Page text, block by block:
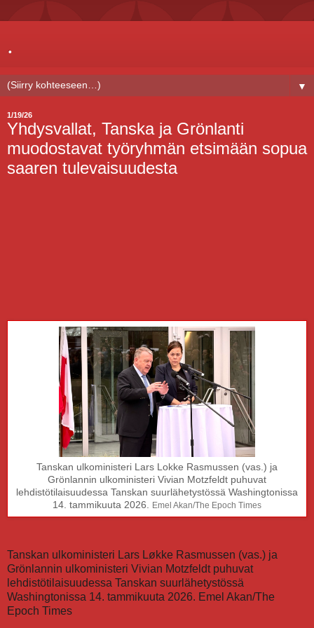
.
▼
1/19/26
Yhdysvallat, Tanska ja Grönlanti
muodostavat työryhmän etsimään sopua
saaren tulevaisuudesta
Tanskan ulkoministeri Lars Lokke Rasmussen (vas.) ja
Grönlannin ulkoministeri Vivian Motzfeldt puhuvat
lehdistötilaisuudessa Tanskan suurlähetystössä Washingtonissa
14. tammikuuta 2026.
Emel Akan/The Epoch Times
Tanskan ulkoministeri Lars Løkke Rasmussen (vas.) ja
Grönlannin ulkoministeri Vivian Motzfeldt puhuvat
lehdistötilaisuudessa Tanskan suurlähetystössä
Washingtonissa 14. tammikuuta 2026. Emel Akan/The
Epoch Times